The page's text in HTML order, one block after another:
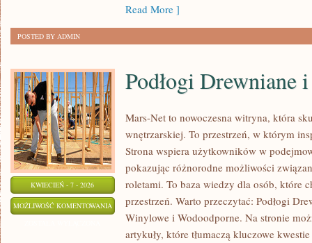
Read More ]
POSTED BY ADMIN
KWIECIEŃ - 7 - 2026
MOŻLIWOŚĆ KOMENTOWANIA PODŁOGI
DREWNIANE
Podłogi Drewniane
Mars-Net to nowoczesna witryna, która
wnętrzarskiej. To przestrzeń, w którym
Strona wspiera użytkowników w
pokazując różnorodne możliwości
roletami. To baza wiedzy dla osób, które
przestrzeń. Warto przeczytać: Podłogi
Winylowe i Wodoodporne. Na stronie
artykuły, które tłumaczą kluczowe